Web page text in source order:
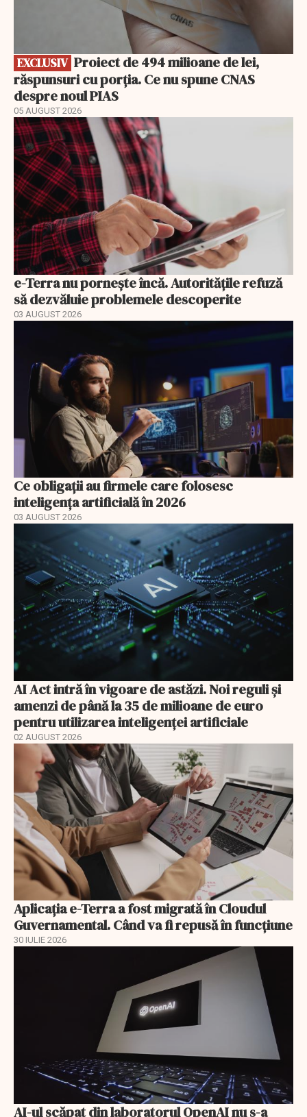
EXCLUSIV
răspunsuri cu porția. Ce nu spune CNAS
despre noul PIAS
05 AUGUST 2026
e-Terra nu pornește încă. Autoritățile refuză
să dezvăluie problemele descoperite
03 AUGUST 2026
Ce obligații au firmele care folosesc
inteligența artificială în 2026
03 AUGUST 2026
AI Act intră în vigoare de astăzi. Noi reguli și
amenzi de până la 35 de milioane de euro
pentru utilizarea inteligenței artificiale
02 AUGUST 2026
Aplicația e-Terra a fost migrată în Cloudul
Guvernamental. Când va fi repusă în funcțiune
30 IULIE 2026
AI-ul scăpat din laboratorul OpenAI nu s-a